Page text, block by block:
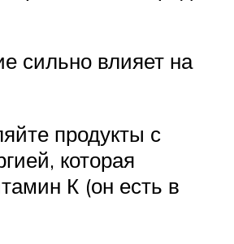
сильно влияет на
продукты с
которая
К (он есть в